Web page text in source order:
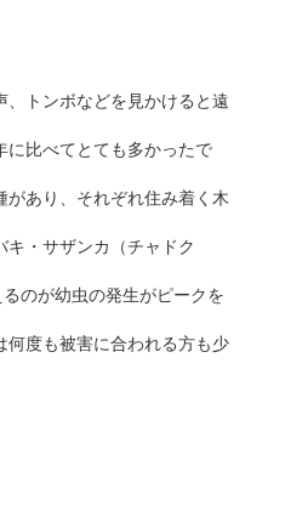
トンボなどを見かけると遠
比べてとても多かったで
があり、それぞれ住み着く木
・サザンカ（チャドク
のが幼虫の発生がピークを
度も被害に合われる方も少